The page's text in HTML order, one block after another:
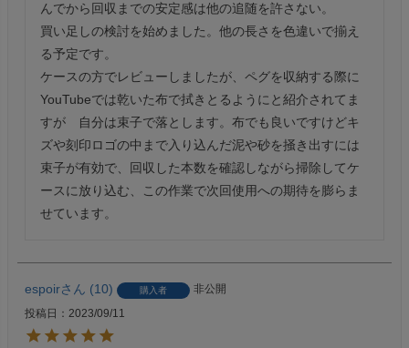
んでから回収までの安定感は他の追随を許さない。
買い足しの検討を始めました。他の長さを色違いで揃え
る予定です。
ケースの方でレビューしましたが、ペグを収納する際に
YouTubeでは乾いた布で拭きとるようにと紹介されてま
すが　自分は束子で落とします。布でも良いですけどキ
ズや刻印ロゴの中まで入り込んだ泥や砂を掻き出すには
束子が有効で、回収した本数を確認しながら掃除してケ
ースに放り込む、この作業で次回使用への期待を膨らま
せています。
espoir 10 購入者
非公開
投稿日
2023/09/11